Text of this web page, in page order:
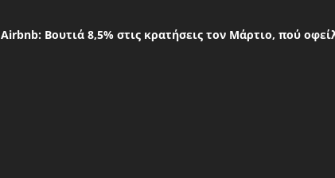
Airbnb: Βουτιά 8,5% στις κρατήσεις τον Μάρτιο, πού